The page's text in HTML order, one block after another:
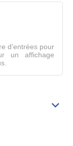
d'entrées pour
un affichage